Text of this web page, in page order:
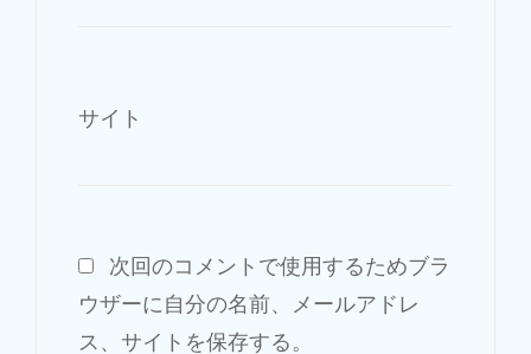
サイト
次回のコメントで使用するためブラ
ウザーに自分の名前、メールアドレ
ス、サイトを保存する。